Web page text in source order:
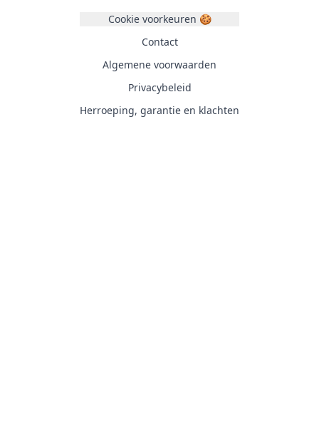
Cookie voorkeuren 🍪
Contact
Algemene voorwaarden
Privacybeleid
Herroeping, garantie en klachten